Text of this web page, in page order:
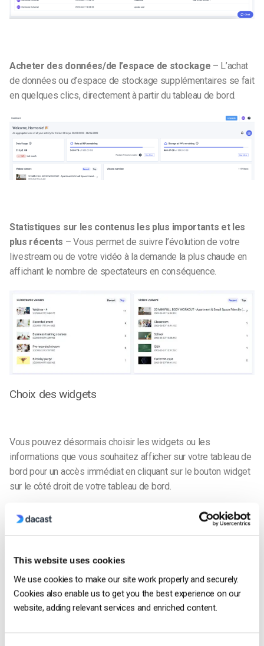
This website uses cookies
We use cookies to make our site work properly and securely.
Cookies also enable us to get you the best experience on our
website, adding relevant services and enriched content.
Acheter des données/de l’espace de stockage – L’achat
de données ou d’espace de stockage supplémentaires se fait
en quelques clics, directement à partir du tableau de bord.
Statistiques sur les contenus les plus importants et les
plus récents – Vous permet de suivre l’évolution de votre
livestream ou de votre vidéo à la demande la plus chaude en
affichant le nombre de spectateurs en conséquence.
Choix des widgets
Vous pouvez désormais choisir les widgets ou les
informations que vous souhaitez afficher sur votre tableau de
bord pour un accès immédiat en cliquant sur le bouton widget
sur le côté droit de votre tableau de bord.